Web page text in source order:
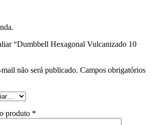
“Dumbbell Hexagonal Vulcanizado 10
não será publicado. Campos obrigatórios
produto *